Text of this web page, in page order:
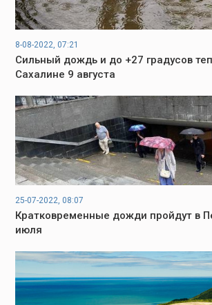
8-08-2022, 07:21
Сильный дождь и до +27 градусов
Сахалине 9 августа
25-07-2022, 08:07
Кратковременные дожди пройдут в
июля